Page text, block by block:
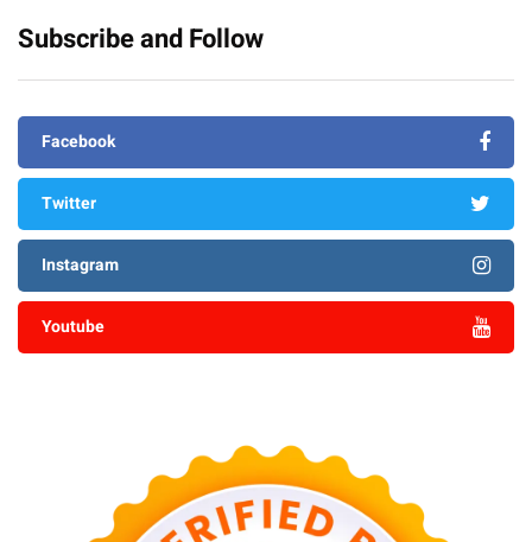
Subscribe and Follow
Facebook
Twitter
Instagram
Youtube